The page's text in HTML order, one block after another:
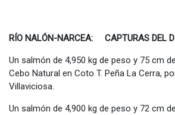
RÍO NALÓN-NARCEA: CAPTURAS DEL
Un salmón de 4,950 kg de peso y 75 cm
Cebo Natural en Coto T. Peña La Cerra,
Villaviciosa.
Un salmón de 4,900 kg de peso y 72 cm